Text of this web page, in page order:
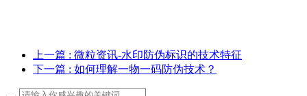
上一篇 : 微粒资讯-水印防伪标识的技术特征
下一篇 : 如何理解一物一码防伪技术？